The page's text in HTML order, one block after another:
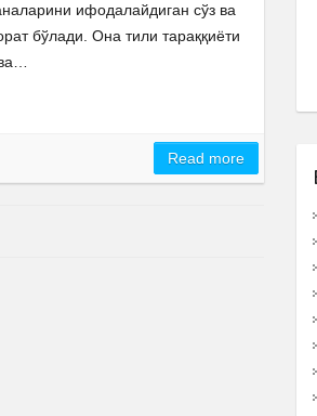
ифодалайдиган сўз ва
бўлади. Она тили тараққиёти
Read more